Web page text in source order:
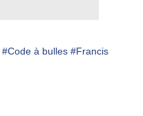
#Code à bulles #Francis